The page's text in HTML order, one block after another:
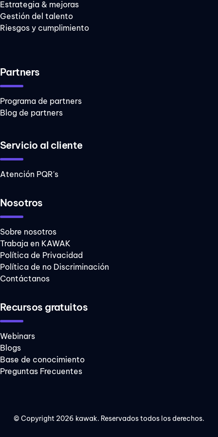
riesgos
indicadores
ágiles
mejora continua
ambiental
SG-SST
digital
optimizar
procesos
sistema
BYOD
Ciberamenazas
DOFA
Kaizen
Estrategia & mejoras
Gestión del talento
Riesgos y cumplimiento
Partners
Programa de partners
Blog de partners
Servicio al cliente
Atención PQR's
Nosotros
Sobre nosotros
Trabaja en KAWAK
Política de Privacidad
Política de no Discriminación
Contáctanos
Recursos gratuitos
Webinars
Blogs
Base de conocimiento
Preguntas Frecuentes
© Copyright 2026 kawak. Reservados todos los derechos.